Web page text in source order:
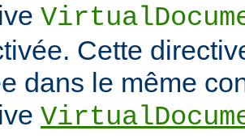
Cette
dans le même